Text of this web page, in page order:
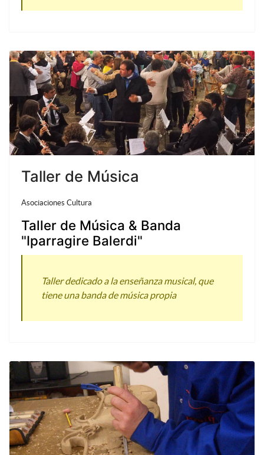
Taller de Música
Asociaciones Cultura
Taller de Música & Banda
"Iparragire Balerdi"
Taller dedicado a la enseñanza musical, que
tiene una banda de música propia